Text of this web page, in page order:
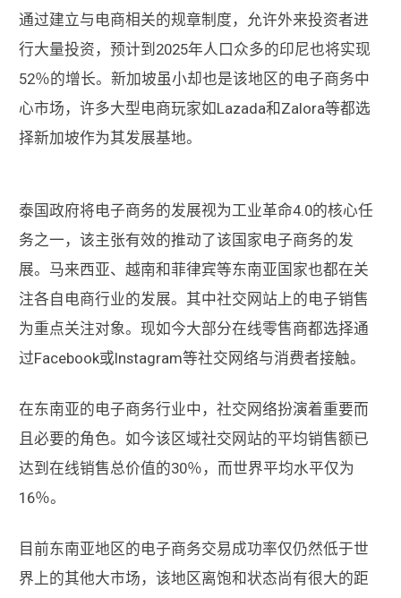
通过建立与电商相关的规章制度，允许外来投资者进
行大量投资，预计到2025年人口众多的印尼也将实现
52％的增长。新加坡虽小却也是该地区的电子商务中
心市场，许多大型电商玩家如Lazada和Zalora等都选
择新加坡作为其发展基地。
泰国政府将电子商务的发展视为工业革命4.0的核心任
务之一，该主张有效的推动了该国家电子商务的发
展。马来西亚、越南和菲律宾等东南亚国家也都在关
注各自电商行业的发展。其中社交网站上的电子销售
为重点关注对象。现如今大部分在线零售商都选择通
过Facebook或Instagram等社交网络与消费者接触。
在东南亚的电子商务行业中，社交网络扮演着重要而
且必要的角色。如今该区域社交网站的平均销售额已
达到在线销售总价值的30％，而世界平均水平仅为
16％。
目前东南亚地区的电子商务交易成功率仅仍然低于世
界上的其他大市场，该地区离饱和状态尚有很大的距